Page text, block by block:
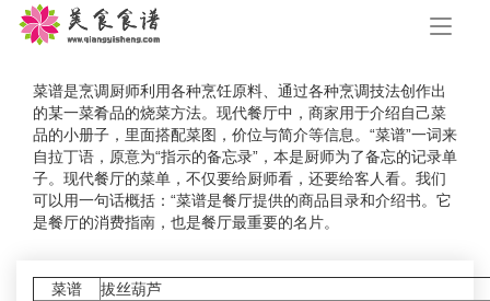
手
菜谱是烹调厨师利用各种烹饪原料、通过各种烹调技法创作出
的某一菜肴品的烧菜方法。现代餐厅中，商家用于介绍自己菜
品的小册子，里面搭配菜图，价位与简介等信息。“菜谱”一词来
自拉丁语，原意为“指示的备忘录”，本是厨师为了备忘的记录单
子。现代餐厅的菜单，不仅要给厨师看，还要给客人看。我们
可以用一句话概括：“菜谱是餐厅提供的商品目录和介绍书。它
是餐厅的消费指南，也是餐厅最重要的名片。
菜谱 拔丝葫芦